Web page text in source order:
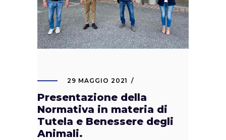
29 MAGGIO 2021
Presentazione della
Normativa in materia di
Tutela e Benessere degli
Animali.